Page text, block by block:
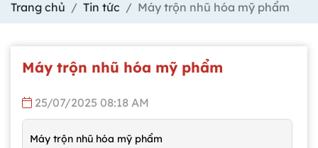
Trang chủ Tin tức Máy trộn nhũ hóa mỹ phẩm
Máy trộn nhũ hóa mỹ phẩm
25/07/2025 08:18 AM
Máy trộn nhũ hóa mỹ phẩm